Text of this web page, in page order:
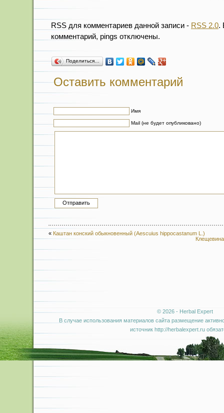
RSS для комментариев данной записи - RSS 2.0.
комментарий, pings отключены.
Поделиться…
Оставить комментарий
Имя
Mail (не будет опубликовано)
« Каштан конский обыкновенный (Aescuius hippocastanum L.)
© 2026 - Herbal Expert
В случае использования материалов сайта размещение
источник http://herbalexpert.ru